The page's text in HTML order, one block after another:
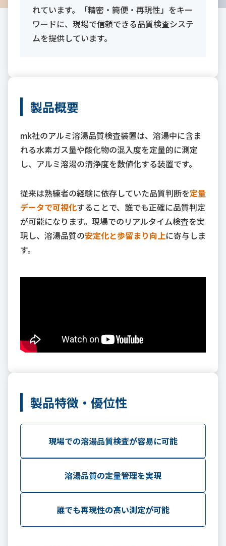
れています。「精密・簡便・再現性」をキー
ワードに、現場で信頼できる品質検査システ
ムを提供しています。
製品概要
mk社のアルミ溶湯品質検査装置は、溶湯中に含ま
れる水素ガス量や酸化物の混入度を定量的に測定
し、アルミ溶湯の清浄度を数値化する装置です。
従来は熟練者の経験に依存していた品質判断を定量
データで可視化することで、誰でも正確に品質判定
が可能になります。現場でのリアルタイム検査を実
現し、溶湯品質の安定化と歩留まり向上に寄与しま
す。
製品特徴・優位性
現場での溶湯品質検査が容易に可能
溶湯品質の定量管理を実現
誰でも再現性の高い測定が可能